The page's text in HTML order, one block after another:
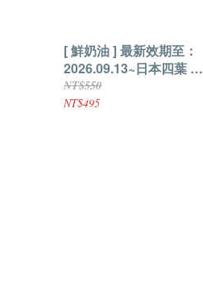
[ 鮮奶油 ] 最新效期至：
2026.09.13~日本四葉 北
海道十勝奶霜 原裝
1000ml
NT$550
NT$495